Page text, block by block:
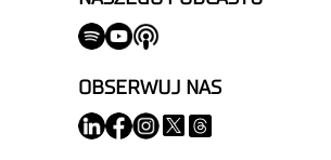
OBSERWUJ NAS